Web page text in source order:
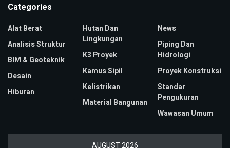
Categories
Alat Berat
Analisis Struktur
BIM & Geoteknik
Desain
Hiburan
Hutan Dan
Lingkungan
K3 Proyek
Kamus Sipil
Kelistrikan
Material Bangunan
News
Piping Dan
Hidrologi
Proyek Konstruksi
Standar
Pengukuran
Wawasan Umum
AUGUST 2026